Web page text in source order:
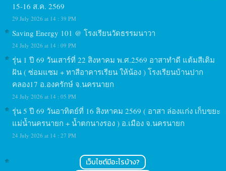
15-16 ส.ค. 2569
29 July 2026 at 14 : 39 PM
Saving Energy 101 @ โรงเรียนวัดธรรมนาวา
24 July 2026 at 14 : 09 PM
รุ่น 1 ปี 69 วันเสาร์ที่ 22 สิงหาคม พ.ศ.2569 อาสาทำดี แต้มสีเติม
ฝัน ( ซ่อมแซม + ทาสีอาคารเรียน ให้น้อง ) โรงเรียนบ้านปาก
คลอง17 อ.องครักษ์ จ.นครนายก
24 July 2026 at 14 : 05 PM
รุ่น 5 ปี 69 วันอาทิตย์ที่ 16 สิงหาคม 2569 ( อาสา ล่องแก่ง เก็บขยะ
แม่น้ำนครนายก + น้ำตกนางรอง ) อ.เมือง จ.นครนายก
24 July 2026 at 14 : 27 PM
เว็บไซต์มีอะไรบ้าง?